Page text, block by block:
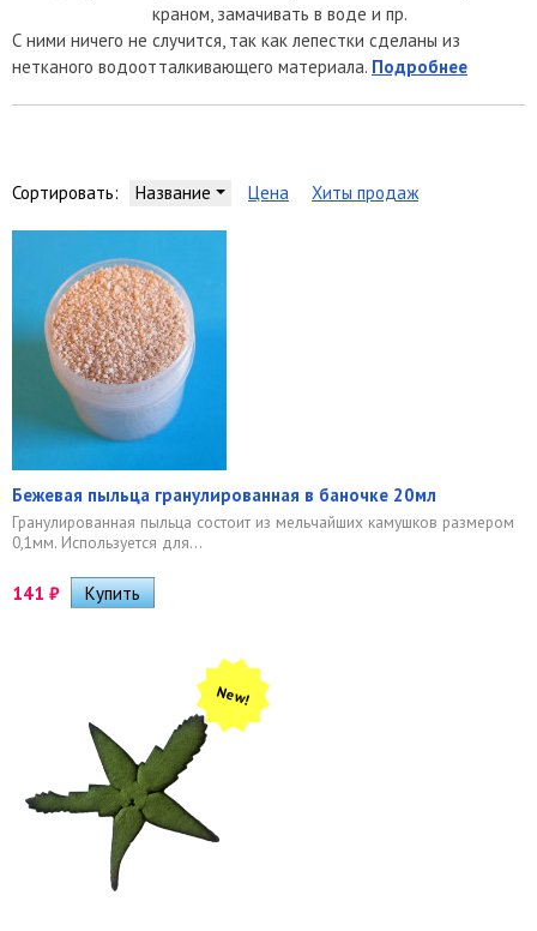
краном, замачивать в воде и пр.
С ними ничего не случится, так как лепестки сделаны из
нетканого водоотталкивающего материала. Подробнее
Сортировать: Название Цена Хиты продаж
Бежевая пыльца гранулированная в баночке 20мл
Гранулированная пыльца состоит из мельчайших камушков размером
0,1мм. Используется для...
141 ₽
New!